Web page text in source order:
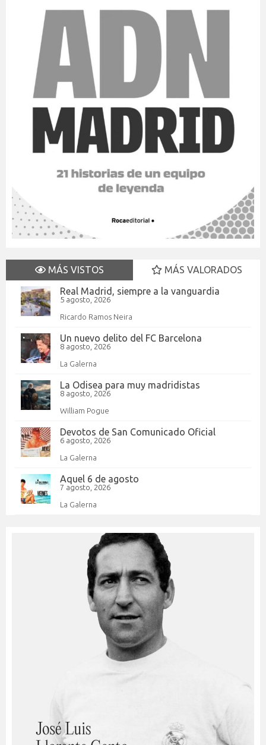
MÁS VISTOS
MÁS VALORADOS
Real Madrid, siempre a la vanguardia
5 agosto, 2026
Ricardo Ramos Neira
Un nuevo delito del FC Barcelona
8 agosto, 2026
La Galerna
La Odisea para muy madridistas
8 agosto, 2026
William Pogue
Devotos de San Comunicado Oficial
6 agosto, 2026
La Galerna
Aquel 6 de agosto
7 agosto, 2026
La Galerna